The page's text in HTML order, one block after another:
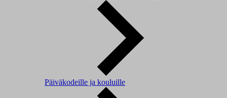
Päiväkodeille ja kouluille